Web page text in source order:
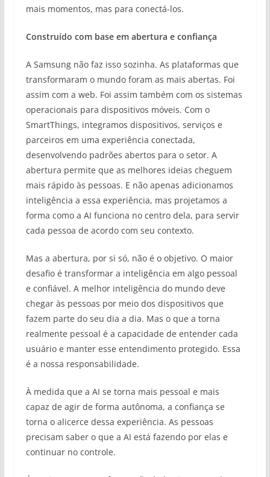
mais momentos, mas para conectá-los.
Construído com base em abertura e confiança
A Samsung não faz isso sozinha. As plataformas que
transformaram o mundo foram as mais abertas. Foi
assim com a web. Foi assim também com os sistemas
operacionais para dispositivos móveis. Com o
SmartThings, integramos dispositivos, serviços e
parceiros em uma experiência conectada,
desenvolvendo padrões abertos para o setor. A
abertura permite que as melhores ideias cheguem
mais rápido às pessoas. E não apenas adicionamos
inteligência a essa experiência, mas projetamos a
forma como a AI funciona no centro dela, para servir
cada pessoa de acordo com seu contexto.
Mas a abertura, por si só, não é o objetivo. O maior
desafio é transformar a inteligência em algo pessoal
e confiável. A melhor inteligência do mundo deve
chegar às pessoas por meio dos dispositivos que
fazem parte do seu dia a dia. Mas o que a torna
realmente pessoal é a capacidade de entender cada
usuário e manter esse entendimento protegido. Essa
é a nossa responsabilidade.
À medida que a AI se torna mais pessoal e mais
capaz de agir de forma autônoma, a confiança se
torna o alicerce dessa experiência. As pessoas
precisam saber o que a AI está fazendo por elas e
continuar no controle.